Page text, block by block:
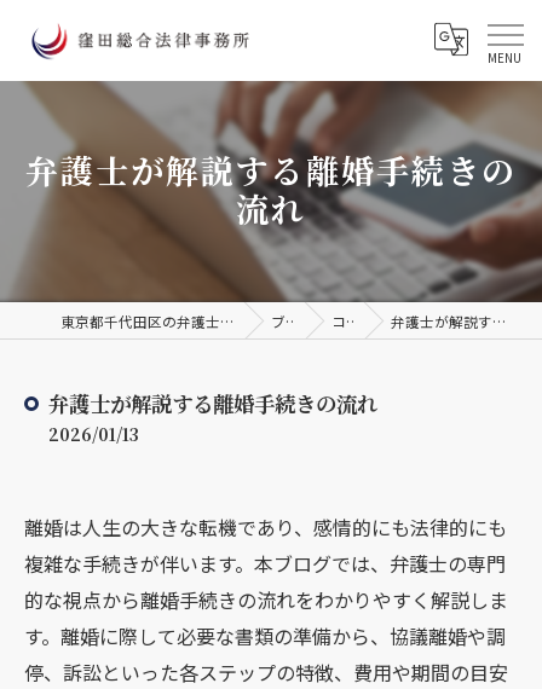
弁護士が解説する離婚手続きの
流れ
東京都千代田区の弁護士なら窪田総合法律事務所 ブログ コラム 弁護士が解説する離婚手続きの流れ
弁護士が解説する離婚手続きの流れ
2026/01/13
離婚は人生の大きな転機であり、感情的にも法律的にも
複雑な手続きが伴います。本ブログでは、弁護士の専門
的な視点から離婚手続きの流れをわかりやすく解説しま
す。離婚に際して必要な書類の準備から、協議離婚や調
停、訴訟といった各ステップの特徴、費用や期間の目安